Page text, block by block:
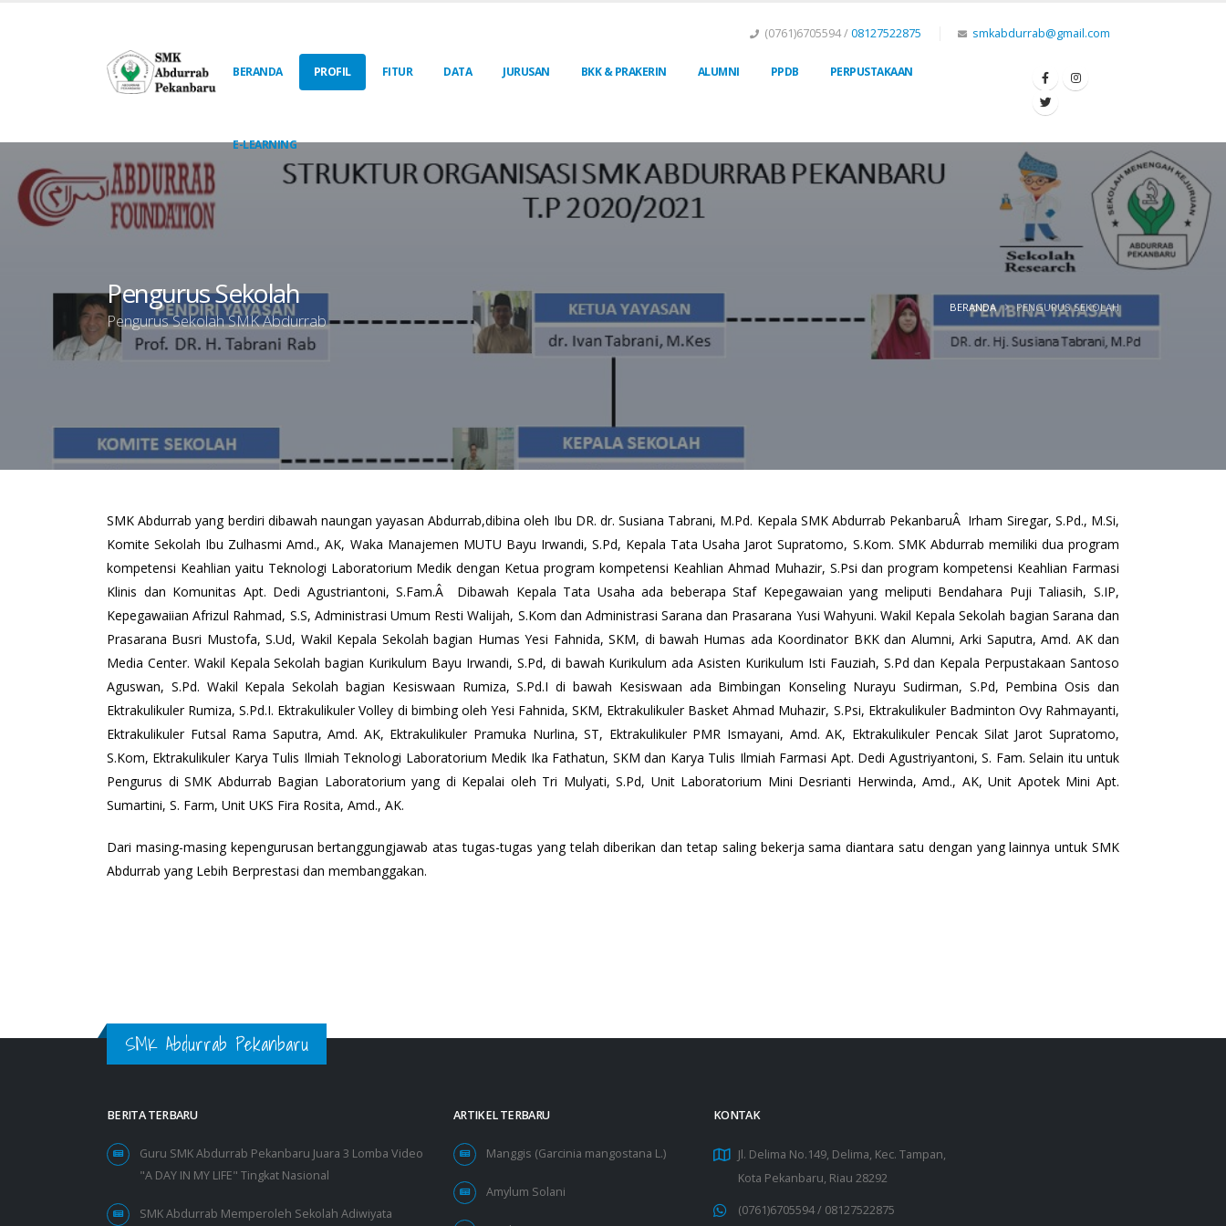
(0761)6705594 /08127522875 smkabdurrab@gmail.com
BERANDA PROFIL FITUR DATA JURUSAN BKK & PRAKERIN ALUMNI PPDB PERPUSTAKAAN
E-LEARNING
Pengurus Sekolah
Pengurus Sekolah SMK Abdurrab
BERANDA PENGURUS SEKOLAH
SMK Abdurrab yang berdiri dibawah naungan yayasan Abdurrab,dibina oleh Ibu DR. dr. Susiana Tabrani, M.Pd. Kepala SMK Abdurrab PekanbaruÂ Irham Siregar, S.Pd., M.Si,
Komite Sekolah Ibu Zulhasmi Amd., AK, Waka Manajemen MUTU Bayu Irwandi, S.Pd, Kepala Tata Usaha Jarot Supratomo, S.Kom. SMK Abdurrab memiliki dua program
kompetensi Keahlian yaitu Teknologi Laboratorium Medik dengan Ketua program kompetensi Keahlian Ahmad Muhazir, S.Psi dan program kompetensi Keahlian Farmasi
Klinis dan Komunitas Apt. Dedi Agustriantoni, S.Fam.Â Dibawah Kepala Tata Usaha ada beberapa Staf Kepegawaian yang meliputi Bendahara Puji Taliasih, S.IP,
Kepegawaiian Afrizul Rahmad, S.S, Administrasi Umum Resti Walijah, S.Kom dan Administrasi Sarana dan Prasarana Yusi Wahyuni. Wakil Kepala Sekolah bagian Sarana dan
Prasarana Busri Mustofa, S.Ud, Wakil Kepala Sekolah bagian Humas Yesi Fahnida, SKM, di bawah Humas ada Koordinator BKK dan Alumni, Arki Saputra, Amd. AK dan
Media Center. Wakil Kepala Sekolah bagian Kurikulum Bayu Irwandi, S.Pd, di bawah Kurikulum ada Asisten Kurikulum Isti Fauziah, S.Pd dan Kepala Perpustakaan Santoso
Aguswan, S.Pd. Wakil Kepala Sekolah bagian Kesiswaan Rumiza, S.Pd.I di bawah Kesiswaan ada Bimbingan Konseling Nurayu Sudirman, S.Pd, Pembina Osis dan
Ektrakulikuler Rumiza, S.Pd.I. Ektrakulikuler Volley di bimbing oleh Yesi Fahnida, SKM, Ektrakulikuler Basket Ahmad Muhazir, S.Psi, Ektrakulikuler Badminton Ovy Rahmayanti,
Ektrakulikuler Futsal Rama Saputra, Amd. AK, Ektrakulikuler Pramuka Nurlina, ST, Ektrakulikuler PMR Ismayani, Amd. AK, Ektrakulikuler Pencak Silat Jarot Supratomo,
S.Kom, Ektrakulikuler Karya Tulis Ilmiah Teknologi Laboratorium Medik Ika Fathatun, SKM dan Karya Tulis Ilmiah Farmasi Apt. Dedi Agustriyantoni, S. Fam. Selain itu untuk
Pengurus di SMK Abdurrab Bagian Laboratorium yang di Kepalai oleh Tri Mulyati, S.Pd, Unit Laboratorium Mini Desrianti Herwinda, Amd., AK, Unit Apotek Mini Apt.
Sumartini, S. Farm, Unit UKS Fira Rosita, Amd., AK.
Dari masing-masing kepengurusan bertanggungjawab atas tugas-tugas yang telah diberikan dan tetap saling bekerja sama diantara satu dengan yang lainnya untuk SMK
Abdurrab yang Lebih Berprestasi dan membanggakan.
SMK Abdurrab Pekanbaru
BERITA TERBARU
Guru SMK Abdurrab Pekanbaru Juara 3 Lomba Video
"A DAY IN MY LIFE" Tingkat Nasional
SMK Abdurrab Memperoleh Sekolah Adiwiyata
ARTIKEL TERBARU
Manggis (Garcinia mangostana L.)
Amylum Solani
KONTAK
Jl. Delima No.149, Delima, Kec. Tampan,
Kota Pekanbaru, Riau 28292
(0761)6705594 / 08127522875